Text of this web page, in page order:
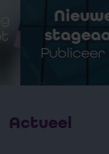
Nieuwe
Publiceer
Actueel